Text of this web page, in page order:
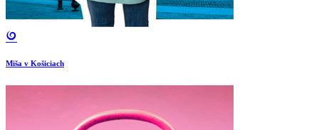
Miša v Košiciach